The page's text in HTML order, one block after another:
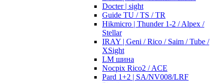
Docter | sight
Guide TU / TS / TR
Hikmicro | Thunder 1-2 / Alpex /
Stellar
IRAY | Geni / Rico / Saim / Tube /
XSight
LM шина
Nocpix Rico2 / ACE
Pard 1+2 | SA/NV008/LRF